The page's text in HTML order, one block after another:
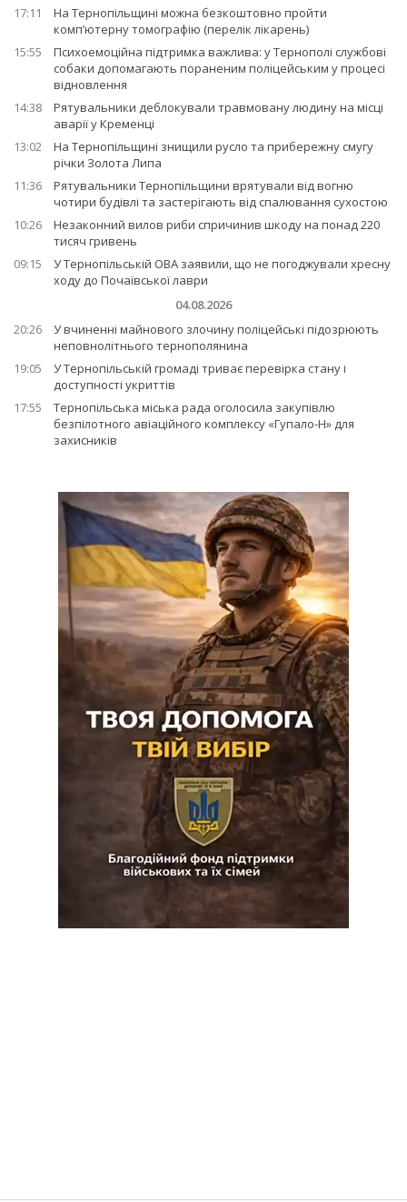
17:11
На Тернопільщині можна безкоштовно пройти
комп’ютерну томографію (перелік лікарень)
15:55
Психоемоційна підтримка важлива: у Тернополі службові
собаки допомагають пораненим поліцейським у процесі
відновлення
14:38
Рятувальники деблокували травмовану людину на місці
аварії у Кременці
13:02
На Тернопільщині знищили русло та прибережну смугу
річки Золота Липа
11:36
Рятувальники Тернопільщини врятували від вогню
чотири будівлі та застерігають від спалювання сухостою
10:26
Незаконний вилов риби спричинив шкоду на понад 220
тисяч гривень
09:15
У Тернопільській ОВА заявили, що не погоджували хресну
ходу до Почаївської лаври
04.08.2026
20:26
У вчиненні майнового злочину поліцейські підозрюють
неповнолітнього тернополянина
19:05
У Тернопільській громаді триває перевірка стану і
доступності укриттів
17:55
Тернопільська міська рада оголосила закупівлю
безпілотного авіаційного комплексу «Гупало-Н» для
захисників